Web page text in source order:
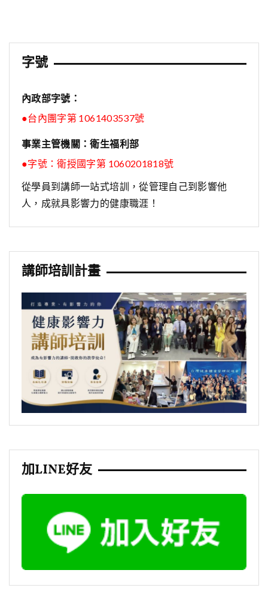
字號
內政部字號：
●台內團字第 1061403537號
事業主管機關：衛生福利部
●字號：衛授國字第 1060201818號
從學員到講師一站式培訓，從管理自己到影響他
人，成就具影響力的健康職涯！
講師培訓計畫
加LINE好友